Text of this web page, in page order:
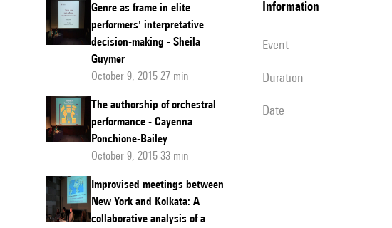
Genre as frame in elite
performers' interpretative
decision-making - Sheila
Guymer
October 9, 2015 27 min
The authorship of orchestral
performance - Cayenna
Ponchione-Bailey
October 9, 2015 33 min
Improvised meetings between
New York and Kolkata: A
collaborative analysis of a
d’autres disponibles dans la
information
event
duration
date